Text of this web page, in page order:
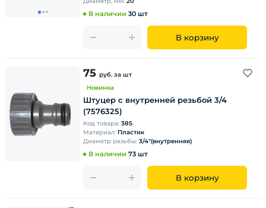
В наличии 30 шт
В корзину
75 руб. за шт
Новинка
Штуцер с внутренней резьбой 3/4
(7576325)
Код товара: 385
Материал: Пластик
Диаметр резьбы: 3/4"(внутренняя)
В наличии 73 шт
В корзину